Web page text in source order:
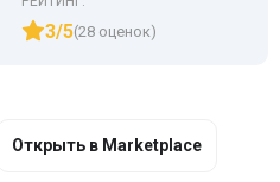
3/5(28 оценок)
Открыть в Marketplace